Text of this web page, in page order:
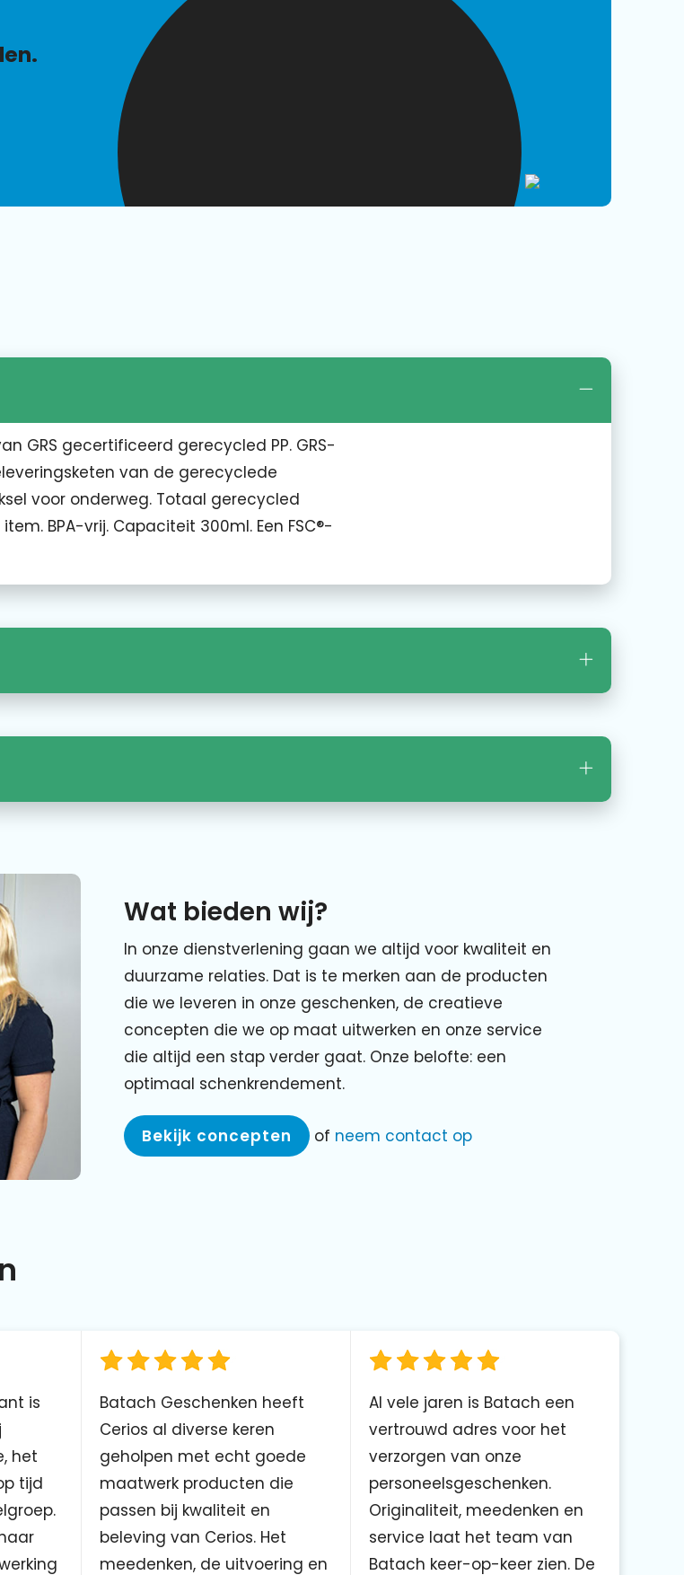
GRS gecertificeerd gerecycled PP. GRS-
van de gerecyclede
voor onderweg. Totaal gerecycled
BPA-vrij. Capaciteit 300ml. Een FSC®-
Wat bieden wij?
In onze dienstverlening gaan we altijd voor kwaliteit en
duurzame relaties. Dat is te merken aan de producten
die we leveren in onze geschenken, de creatieve
concepten die we op maat uitwerken en onze service
die altijd een stap verder gaat. Onze belofte: een
optimaal schenkrendement.
Bekijk concepten of neem contact op
is
het
tijd
Batach Geschenken heeft
Cerios al diverse keren
geholpen met echt goede
maatwerk producten die
passen bij kwaliteit en
beleving van Cerios. Het
meedenken, de uitvoering en
Al vele jaren is Batach een
vertrouwd adres voor het
verzorgen van onze
personeelsgeschenken.
Originaliteit, meedenken en
service laat het team van
Batach keer-op-keer zien. De